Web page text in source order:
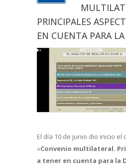
PRINCIPALES
EN CUENTA PARA
El día 10 de junio dio inicio el
«Convenio multilateral.
a tener en cuenta para la